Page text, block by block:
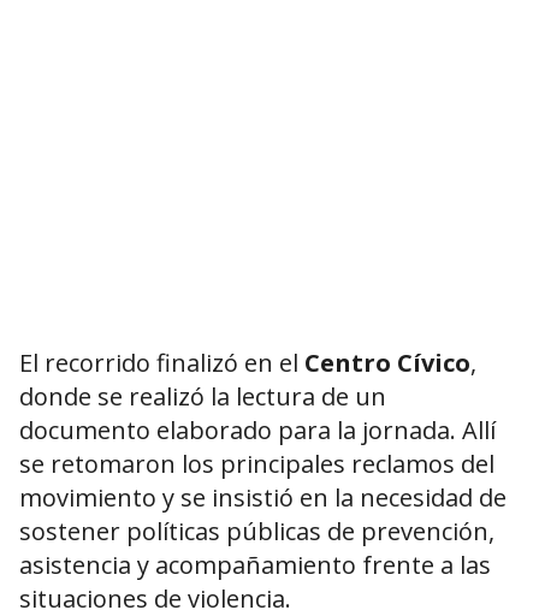
El recorrido finalizó en el Centro Cívico,
donde se realizó la lectura de un
documento elaborado para la jornada. Allí
se retomaron los principales reclamos del
movimiento y se insistió en la necesidad de
sostener políticas públicas de prevención,
asistencia y acompañamiento frente a las
situaciones de violencia.